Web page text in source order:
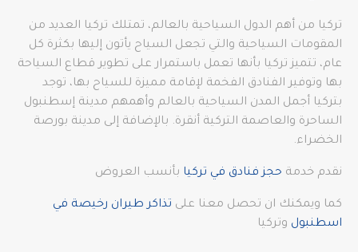
تركيا من أهم الدول السياحية بالعالم، تمتلك تركيا العديد من
المقومات السياحية والتي تجعل السياح يأتون إليها بكثرة كل
عام، تتميز تركيا بأنها تعمل باستمرار على تطوير قطاع السياحة
بها وتوفير الفنادق الفخمة لإقامة مميزة للسياح بها، توجد
بتركيا أجمل المدن السياحية بالعالم وأهمهم مدينة إسطنبول
الساحرة والعاصمة التركية أنقرة. بالإضافة إلى مدينة بورصة
الخضراء.
نقدم خدمة حجز فنادق في تركيا بأنسب العروض
كما ويمكنك ان تحصل معنا على تذاكر طيران رخيصة في
اسطنبول وتركيا